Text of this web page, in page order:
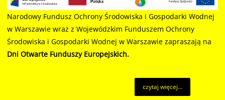
Narodowy Fundusz Ochrony Środowiska i Gospodarki Wodnej
w Warszawie wraz z Wojewódzkim Funduszem Ochrony
Środowiska i Gospodarki Wodnej w Warszawie zapraszają na
Dni Otwarte Funduszy Europejskich.
czytaj więcej...